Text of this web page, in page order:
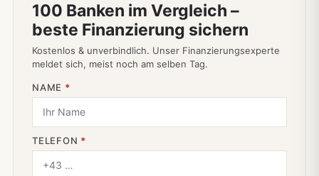
100 Banken im Vergleich –
beste Finanzierung sichern
Kostenlos & unverbindlich. Unser Finanzierungsexperte
meldet sich, meist noch am selben Tag.
NAME *
TELEFON *